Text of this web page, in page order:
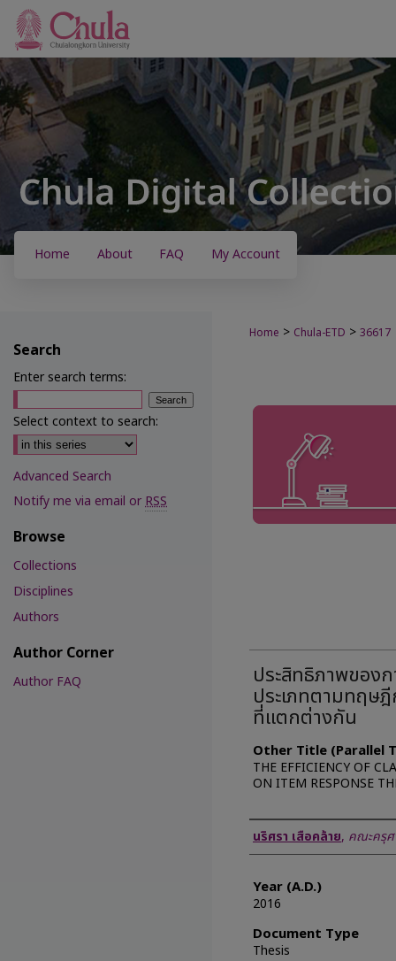
Home About FAQ My Account
Home > Chula-ETD > 36617
ประสิทธิภาพของ
ประเภทตามทฤษ
ที่แตกต่างกัน
Other Title (Parallel
THE EFFICIENCY OF
ON ITEM RESPONSE
Author
นริศรา เสือคล้าย, คณะครุศ
Year (A.D.)
2016
Document Type
Thesis
Search
Enter search terms:
Select context to search:
Advanced Search
Notify me via email orRSS
Browse
Collections
Disciplines
Authors
Author Corner
Author FAQ